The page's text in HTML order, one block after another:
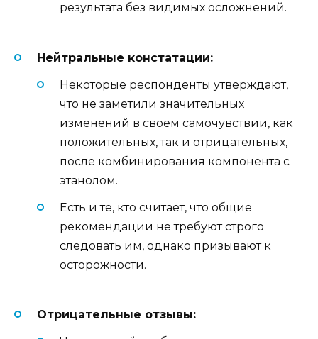
результата без видимых осложнений.
Нейтральные констатации:
Некоторые респонденты утверждают,
что не заметили значительных
изменений в своем самочувствии, как
положительных, так и отрицательных,
после комбинирования компонента с
этанолом.
Есть и те, кто считает, что общие
рекомендации не требуют строго
следовать им, однако призывают к
осторожности.
Отрицательные отзывы: